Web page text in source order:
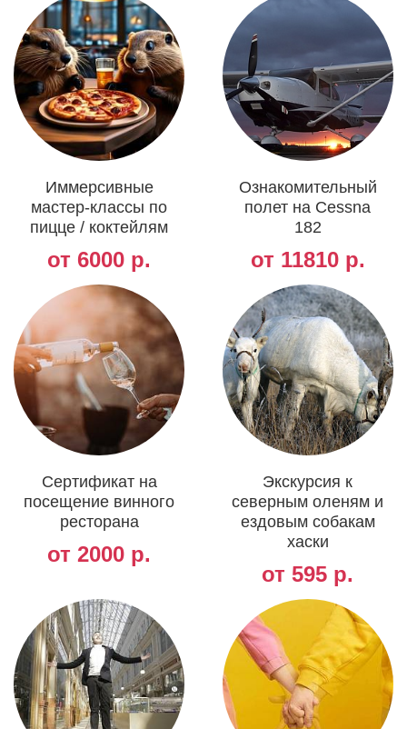
Иммерсивные
мастер-классы по
пицце / коктейлям
от 6000 р.
Ознакомительный
полет на Cessna
182
от 11810 р.
Сертификат на
посещение винного
ресторана
от 2000 р.
Экскурсия к
северным оленям и
ездовым собакам
хаски
от 595 р.